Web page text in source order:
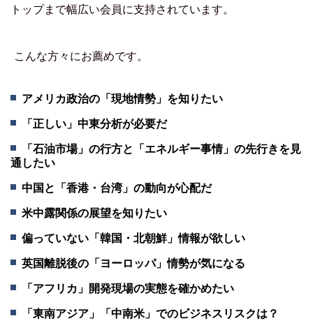
トップまで幅広い会員に支持されています。
こんな方々にお薦めです。
アメリカ政治の「現地情勢」を知りたい
「正しい」中東分析が必要だ
「石油市場」の行方と「エネルギー事情」の先行きを見
通したい
中国と「香港・台湾」の動向が心配だ
米中露関係の展望を知りたい
偏っていない「韓国・北朝鮮」情報が欲しい
英国離脱後の「ヨーロッパ」情勢が気になる
「アフリカ」開発現場の実態を確かめたい
「東南アジア」「中南米」でのビジネスリスクは？